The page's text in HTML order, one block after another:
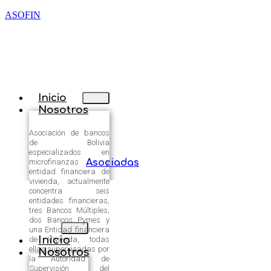
ASOFIN
Inicio
Nosotros
Asociación de bancos
de Bolivia
especializados en
microfinanzas y
entidad financiera de
vivienda, actualmente
concentra seis
entidades financieras,
tres Bancos Múltiples,
dos Bancos Pymes y
una Entidad financiera
de Vivienda, todas
ellas supervisadas por
la Autoridad de
Supervisión del
Asociadas
Inicio
Nosotros